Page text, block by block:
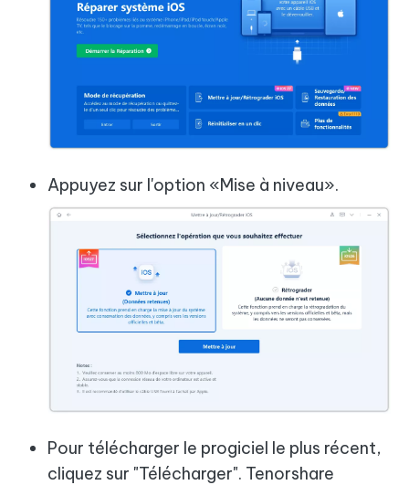
Appuyez sur l'option «Mise à niveau».
Pour télécharger le progiciel le plus récent,
cliquez sur "Télécharger". Tenorshare